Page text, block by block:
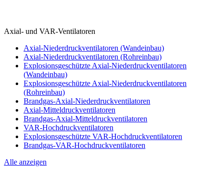
Axial- und VAR-Ventilatoren
Axial-Niederdruckventilatoren (Wandeinbau)
Axial-Niederdruckventilatoren (Rohreinbau)
Explosionsgeschützte Axial-Niederdruckventilatoren
(Wandeinbau)
Explosionsgeschützte Axial-Niederdruckventilatoren
(Rohreinbau)
Brandgas-Axial-Niederdruckventilatoren
Axial-Mitteldruckventilatoren
Brandgas-Axial-Mitteldruckventilatoren
VAR-Hochdruckventilatoren
Explosionsgeschützte VAR-Hochdruckventilatoren
Brandgas-VAR-Hochdruckventilatoren
Alle anzeigen